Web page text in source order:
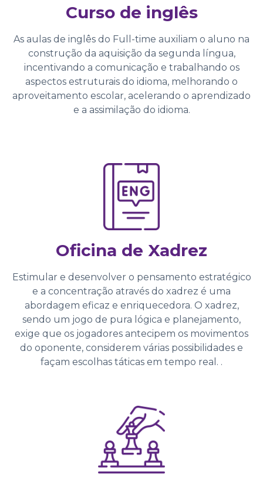
Curso de inglês
As aulas de inglês do Full-time auxiliam o aluno na
construção da aquisição da segunda língua,
incentivando a comunicação e trabalhando os
aspectos estruturais do idioma, melhorando o
aproveitamento escolar, acelerando o aprendizado
e a assimilação do idioma.
Oficina de Xadrez
Estimular e desenvolver o pensamento estratégico
e a concentração através do xadrez é uma
abordagem eficaz e enriquecedora. O xadrez,
sendo um jogo de pura lógica e planejamento,
exige que os jogadores antecipem os movimentos
do oponente, considerem várias possibilidades e
façam escolhas táticas em tempo real. .